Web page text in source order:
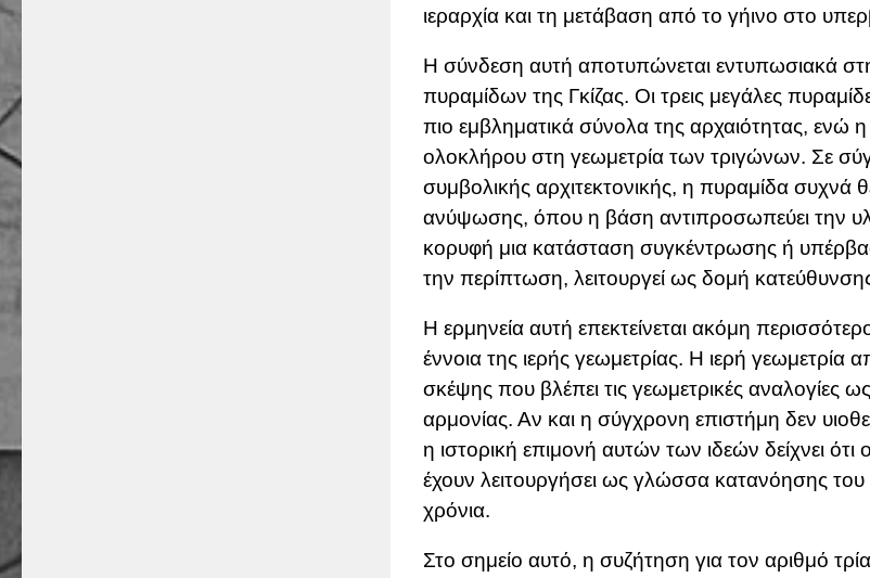
ιεραρχία και τη μετάβαση από το γήινο στο
Η σύνδεση αυτή αποτυπώνεται εντυπωσιακά
πυραμίδων της Γκίζας. Οι τρεις μεγάλες
πιο εμβληματικά σύνολα της αρχαιότητας, ενώ η
ολοκλήρου στη γεωμετρία των τριγώνων. Σε
συμβολικής αρχιτεκτονικής, η πυραμίδα συχνά
ανύψωσης, όπου η βάση αντιπροσωπεύει την
κορυφή μια κατάσταση συγκέντρωσης ή
την περίπτωση, λειτουργεί ως δομή
Η ερμηνεία αυτή επεκτείνεται ακόμη
έννοια της ιερής γεωμετρίας. Η ιερή γεωμετρία
σκέψης που βλέπει τις γεωμετρικές αναλογίες
αρμονίας. Αν και η σύγχρονη επιστήμη δεν
η ιστορική επιμονή αυτών των ιδεών δείχνει ότι
έχουν λειτουργήσει ως γλώσσα κατανόησης του
χρόνια.
Στο σημείο αυτό, η συζήτηση για τον αριθμό τρία